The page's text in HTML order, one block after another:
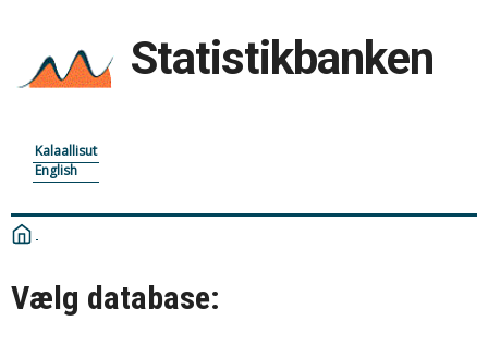
Statistikbanken
Kalaallisut
English
Vælg database: